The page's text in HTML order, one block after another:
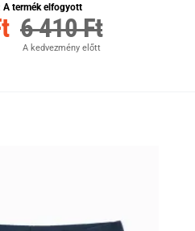
A termék elfogyott
6 410 Ft
A kedvezmény előtt